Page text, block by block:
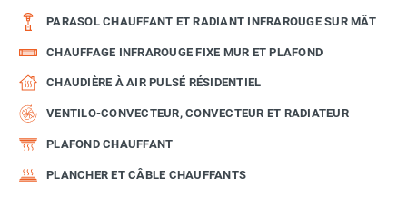
PARASOL CHAUFFANT ET RADIANT INFRAROUGE SUR MÂT
CHAUFFAGE INFRAROUGE FIXE MUR ET PLAFOND
CHAUDIÈRE À AIR PULSÉ RÉSIDENTIEL
VENTILO-CONVECTEUR, CONVECTEUR ET RADIATEUR
PLAFOND CHAUFFANT
PLANCHER ET CÂBLE CHAUFFANTS